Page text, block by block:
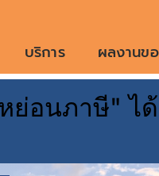
บริการ ผลงานขอ
โคร
items
ย่อนภาษี" ไ